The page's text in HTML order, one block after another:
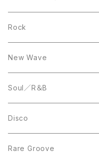
10inch
LP
12inch
LP
Rock
12inch
LP
New Wave
12inch
LP
Soul／R＆B
LP
12inch
Disco
7inch
Rare Groove